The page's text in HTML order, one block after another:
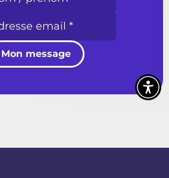
Mon message